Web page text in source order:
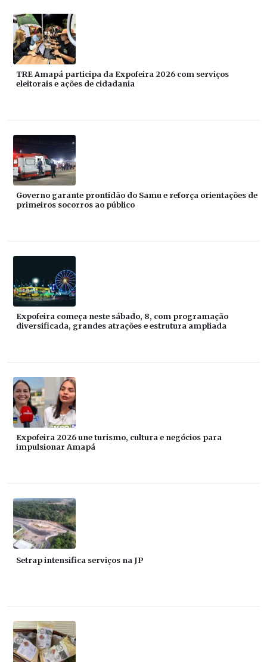
TRE Amapá participa da Expofeira 2026 com serviços
eleitorais e ações de cidadania
Governo garante prontidão do Samu e reforça orientações de
primeiros socorros ao público
Expofeira começa neste sábado, 8, com programação
diversificada, grandes atrações e estrutura ampliada
Expofeira 2026 une turismo, cultura e negócios para
impulsionar Amapá
Setrap intensifica serviços na JP